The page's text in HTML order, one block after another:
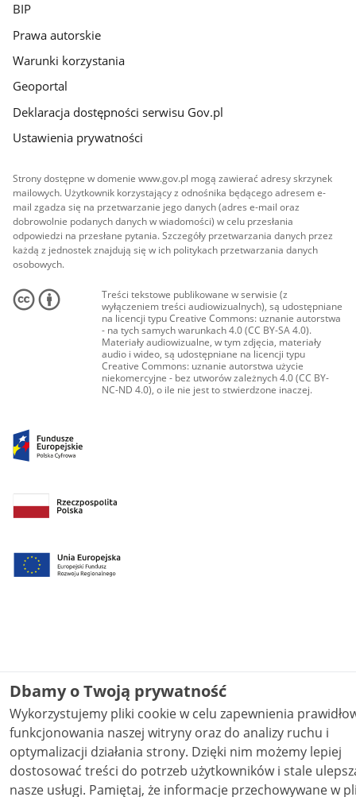
BIP
Prawa autorskie
Warunki korzystania
Geoportal
Deklaracja dostępności serwisu Gov.pl
Ustawienia prywatności
Strony dostępne w domenie www.gov.pl mogą zawierać adresy skrzynek
mailowych. Użytkownik korzystający z odnośnika będącego adresem e-
mail zgadza się na przetwarzanie jego danych (adres e-mail oraz
dobrowolnie podanych danych w wiadomości) w celu przesłania
odpowiedzi na przesłane pytania. Szczegóły przetwarzania danych przez
każdą z jednostek znajdują się w ich politykach przetwarzania danych
osobowych.
Treści tekstowe publikowane w serwisie (z
wyłączeniem treści audiowizualnych), są udostępniane
na licencji typu Creative Commons: uznanie autorstwa
- na tych samych warunkach 4.0 (CC BY-SA 4.0).
Materiały audiowizualne, w tym zdjęcia, materiały
audio i wideo, są udostępniane na licencji typu
Creative Commons: uznanie autorstwa użycie
niekomercyjne - bez utworów zależnych 4.0 (CC BY-
NC-ND 4.0), o ile nie jest to stwierdzone inaczej.
Dbamy o Twoją prywatność
Wykorzystujemy pliki cookie w celu zapewnienia
funkcjonowania naszej witryny oraz do analizy ruchu i
optymalizacji działania strony. Dzięki nim możemy lepiej
dostosować treści do potrzeb użytkowników i stale
nasze usługi. Pamiętaj, że informacje przechowywane w plikach